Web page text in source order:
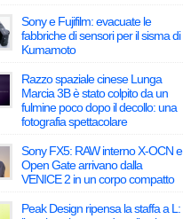
Sony e Fujifilm: evacuate le
fabbriche di sensori per il sisma di
Kumamoto
Razzo spaziale cinese Lunga
Marcia 3B è stato colpito da un
fulmine poco dopo il decollo: una
fotografia spettacolare
Sony FX5: RAW interno X-OCN e
Open Gate arrivano dalla
VENICE 2 in un corpo compatto
Peak Design ripensa la staffa a L: